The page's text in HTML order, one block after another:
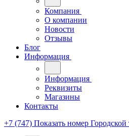
Компания
О компании
Новости
Отзывы
Блог
Информация
Информация
Реквизиты
Магазины
Контакты
+7 (747) Показать номер Городской